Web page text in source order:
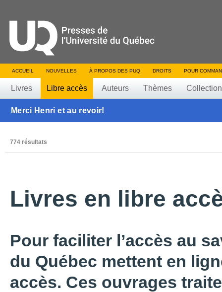
ACCUEIL NOUVELLES À PROPOS DES PUQ DROITS POUR
Livres Libre accès Auteurs Thèmes
Merci Henri et au revoir!
774 résultats
Livres en libre
Pour faciliter l’accès au
du Québec mettent en
accès. Ces ouvrages